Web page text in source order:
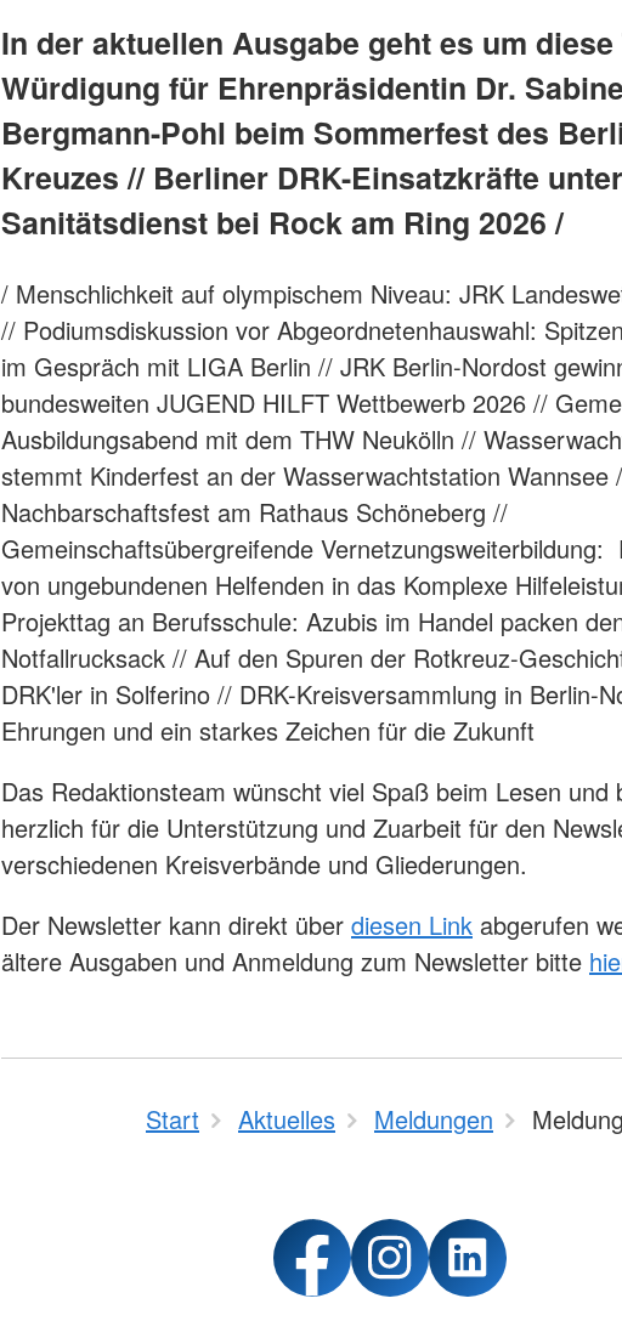
In der aktuellen Ausgabe geht es um diese
Würdigung für Ehrenpräsidentin Dr. Sabine
Bergmann-Pohl beim Sommerfest des
Kreuzes // Berliner DRK-Einsatzkräfte
Sanitätsdienst bei Rock am Ring 2026 /
/ Menschlichkeit auf olympischem Niveau: JRK
// Podiumsdiskussion vor Abgeordnetenhauswahl:
im Gespräch mit LIGA Berlin // JRK Berlin-Nordost
bundesweiten JUGEND HILFT Wettbewerb 2026 //
Ausbildungsabend mit dem THW Neukölln //
stemmt Kinderfest an der Wasserwachtstation Wannsee
Nachbarschaftsfest am Rathaus Schöneberg //
Gemeinschaftsübergreifende Vernetzungsweiterbildung:
von ungebundenen Helfenden in das Komplexe
Projekttag an Berufsschule: Azubis im Handel packen
Notfallrucksack // Auf den Spuren der Rotkreuz-
DRK'ler in Solferino // DRK-Kreisversammlung in Berlin-
Ehrungen und ein starkes Zeichen für die Zukunft
Das Redaktionsteam wünscht viel Spaß beim Lesen und
herzlich für die Unterstützung und Zuarbeit für den
verschiedenen Kreisverbände und Gliederungen.
Der Newsletter kann direkt über diesen Link abgerufen
ältere Ausgaben und Anmeldung zum Newsletter bitte
Start Aktuelles Meldungen Meldung